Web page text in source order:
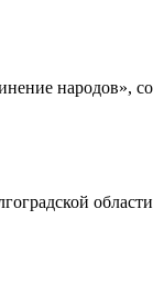
народов»,